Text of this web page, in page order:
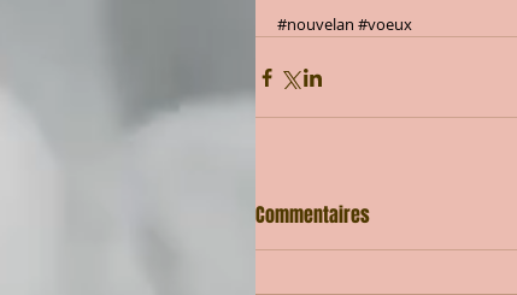
#nouvelan #voeux
Commentaires